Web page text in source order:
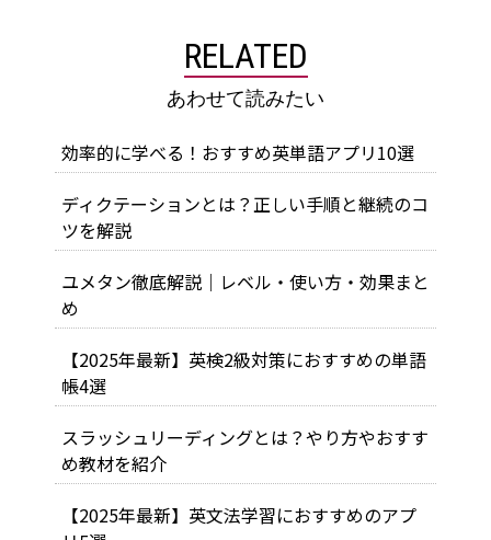
RELATED
あわせて読みたい
効率的に学べる！おすすめ英単語アプリ10選
ディクテーションとは？正しい手順と継続のコ
ツを解説
ユメタン徹底解説｜レベル・使い方・効果まと
め
【2025年最新】英検2級対策におすすめの単語
帳4選
スラッシュリーディングとは？やり方やおすす
め教材を紹介
【2025年最新】英文法学習におすすめのアプ